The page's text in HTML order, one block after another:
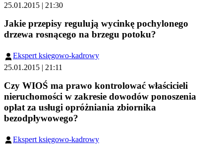
25.01.2015 | 21:30
Jakie przepisy regulują wycinkę pochylonego
drzewa rosnącego na brzegu potoku?
Ekspert księgowo-kadrowy
25.01.2015 | 21:11
Czy WIOŚ ma prawo kontrolować właścicieli
nieruchomości w zakresie dowodów ponoszenia
opłat za usługi opróżniania zbiornika
bezodpływowego?
Ekspert księgowo-kadrowy